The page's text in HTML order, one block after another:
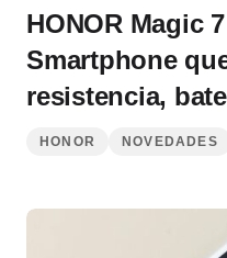
HONOR Magic
Smartphone
resistencia,
HONOR NOVEDADES